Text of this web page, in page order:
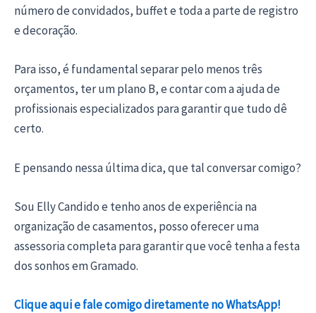
número de convidados, buffet e toda a parte de registro
e decoração.
Para isso, é fundamental separar pelo menos três
orçamentos, ter um plano B, e contar com a ajuda de
profissionais especializados para garantir que tudo dê
certo.
E pensando nessa última dica, que tal conversar comigo?
Sou Elly Candido e tenho anos de experiência na
organização de casamentos, posso oferecer uma
assessoria completa para garantir que você tenha a festa
dos sonhos em Gramado.
Clique aqui e fale comigo diretamente no WhatsApp!